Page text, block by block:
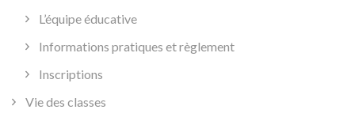
L’équipe éducative
Informations pratiques et règlement
Inscriptions
Vie des classes